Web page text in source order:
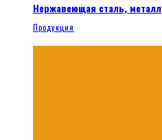
Нержавеющая сталь, металл
Продукция